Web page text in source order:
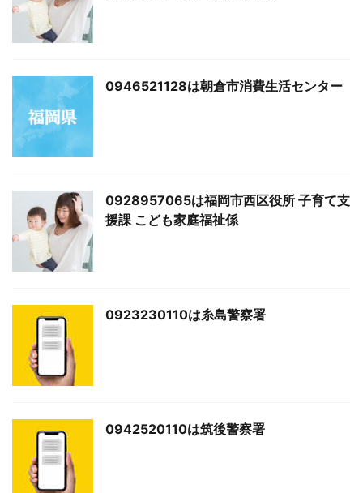
0946521128は朝倉市消費生活センター
0928957065は福岡市西区役所 子育て支
援課 こども家庭福祉係
0923230110は糸島警察署
0942520110は筑後警察署